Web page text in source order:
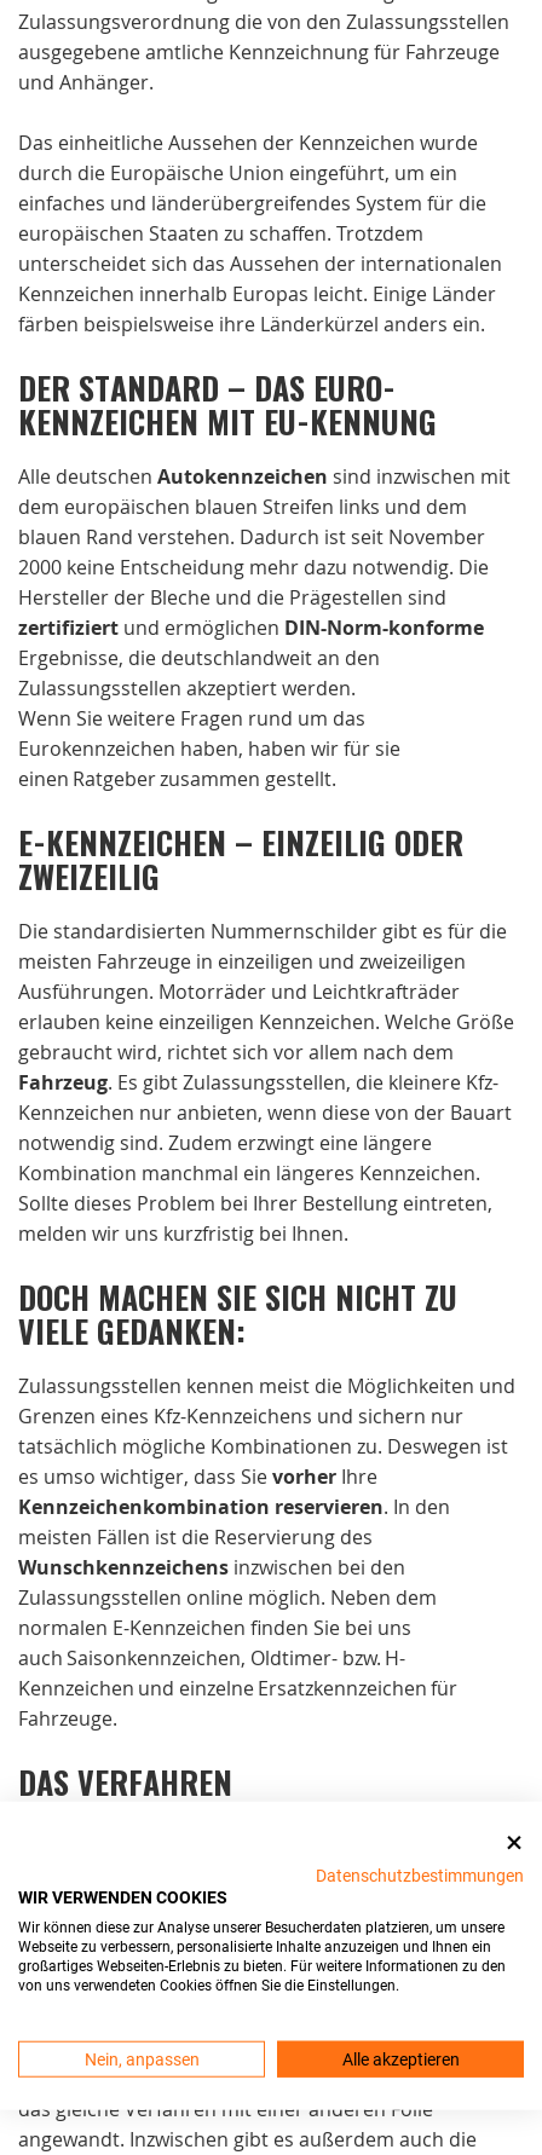
Zulassungsverordnung die von den Zulassungsstellen
ausgegebene amtliche Kennzeichnung für Fahrzeuge
und Anhänger.
Das einheitliche Aussehen der Kennzeichen wurde
durch die Europäische Union eingeführt, um ein
einfaches und länderübergreifendes System für die
europäischen Staaten zu schaffen. Trotzdem
unterscheidet sich das Aussehen der internationalen
Kennzeichen innerhalb Europas leicht. Einige Länder
färben beispielsweise ihre Länderkürzel anders ein.
DER STANDARD – DAS EURO-
KENNZEICHEN MIT EU-KENNUNG
Alle deutschen Autokennzeichen sind inzwischen mit
dem europäischen blauen Streifen links und dem
blauen Rand verstehen. Dadurch ist seit November
2000 keine Entscheidung mehr dazu notwendig. Die
Hersteller der Bleche und die Prägestellen sind
zertifiziert und ermöglichen DIN-Norm-konforme
Ergebnisse, die deutschlandweit an den
Zulassungsstellen akzeptiert werden.
Wenn Sie weitere Fragen rund um das
Eurokennzeichen haben, haben wir für sie
einen Ratgeber zusammen gestellt.
E-KENNZEICHEN – EINZEILIG ODER
ZWEIZEILIG
Die standardisierten Nummernschilder gibt es für die
meisten Fahrzeuge in einzeiligen und zweizeiligen
Ausführungen. Motorräder und Leichtkrafträder
erlauben keine einzeiligen Kennzeichen. Welche Größe
gebraucht wird, richtet sich vor allem nach dem
Fahrzeug. Es gibt Zulassungsstellen, die kleinere Kfz-
Kennzeichen nur anbieten, wenn diese von der Bauart
notwendig sind. Zudem erzwingt eine längere
Kombination manchmal ein längeres Kennzeichen.
Sollte dieses Problem bei Ihrer Bestellung eintreten,
melden wir uns kurzfristig bei Ihnen.
DOCH MACHEN SIE SICH NICHT ZU
VIELE GEDANKEN:
Zulassungsstellen kennen meist die Möglichkeiten und
Grenzen eines Kfz-Kennzeichens und sichern nur
tatsächlich mögliche Kombinationen zu. Deswegen ist
es umso wichtiger, dass Sievorher Ihre
Kennzeichenkombination reservieren. In den
meisten Fällen ist die Reservierung des
Wunschkennzeichens inzwischen bei den
Zulassungsstellen online möglich. Neben dem
normalen E-Kennzeichen finden Sie bei uns
auch Saisonkennzeichen, Oldtimer- bzw. H-
Kennzeichen und einzelne Ersatzkennzeichen für
Fahrzeuge.
DAS VERFAHREN
Das Herstellungsverfahren besteht aus zwei Schritten.
Kombinationgeprägt. Dazu
werden Buchstaben- und Zahlenblöcke ausgewählt und
unter hohem Druck in das Aluminium-Blech
hineingedrückt. Auf diesen Schritt folgt das Schwärzen.
EineHeißklebefoliewird dabei über das Schild
Vorgang wird Schwärzen genannt, da die Folie meist
schwarz ist. Bei roten oder grünen Kennzeichen wird
das gleiche Verfahren mit einer anderen Folie
angewandt. Inzwischen gibt es außerdem auch die
Datenschutzbestimmungen
WIR VERWENDEN COOKIES
Wir können diese zur Analyse unserer Besucherdaten platzieren, um unsere
Webseite zu verbessern, personalisierte Inhalte anzuzeigen und Ihnen ein
großartiges Webseiten-Erlebnis zu bieten. Für weitere Informationen zu den
von uns verwendeten Cookies öffnen Sie die Einstellungen.
Nein, anpassen Alle akzeptieren